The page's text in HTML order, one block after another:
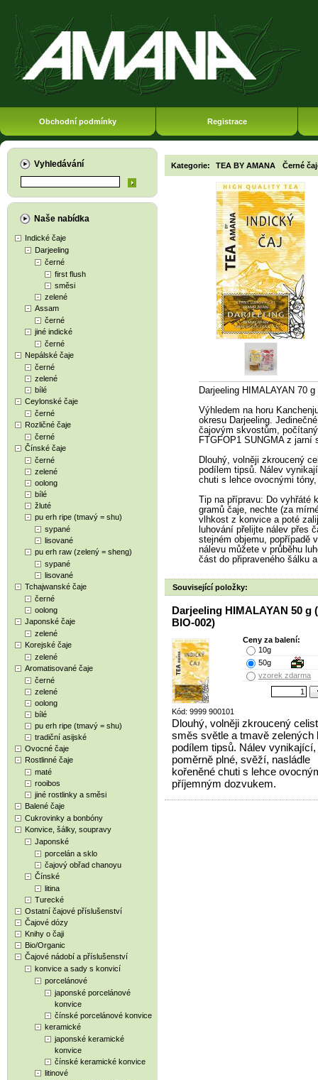
Obchodní podmínky Registrace
Vyhledávání
Naše nabídka
Indické čaje
Darjeeling
černé
first flush
směsi
zelené
Assam
černé
jiné indické
černé
Nepálské čaje
černé
zelené
bílé
Ceylonské čaje
černé
Rozličné čaje
černé
Čínské čaje
černé
zelené
oolong
bílé
žluté
pu erh ripe (tmavý = shu)
sypané
lisované
pu erh raw (zelený = sheng)
sypané
lisované
Tchajwanské čaje
černé
oolong
Japonské čaje
zelené
Korejské čaje
zelené
Aromatisované čaje
černé
zelené
oolong
bílé
pu erh ripe (tmavý = shu)
tradiční asijské
Ovocné čaje
Rostlinné čaje
maté
rooibos
jiné rostlinky a směsi
Balené čaje
Cukrovinky a bonbóny
Konvice, šálky, soupravy
Japonské
porcelán a sklo
čajový obřad chanoyu
Čínské
litina
Turecké
Ostatní čajové příslušenství
Čajové dózy
Knihy o čaji
Bio/Organic
Čajové nádobí a příslušenství
konvice a sady s konvicí
porcelánové
japonské porcelánové
konvice
čínské porcelánové konvice
keramické
japonské keramické
konvice
čínské keramické konvice
litinové
Kategorie: TEA BY AMANA Černé
Darjeeling HIMALAYAN 70 g
Výhledem na horu
okresu Darjeeling.
čajovým skvostům,
FTGFOP1 SUNGMA z
Dlouhý, volněji zkroucený
podílem tipsů. Nálev
chuti s lehce ovocnými
Tip na přípravu: Do
gramů čaje, nechte (za
vlhkost z konvice a poté
luhování přelijte nálev přes
stejném objemu, popřípadě
nálevu můžete v průběhu
část do připraveného šálku
Související položky:
Darjeeling HIMALAYAN 50 g
BIO-002)
Kód: 9999 900101
Ceny za balení:
10g
50g
vzorek zdarma
Dlouhý, volněji zkroucený
směs světle a tmavě zelených
podílem tipsů. Nálev vynikající,
poměrně plné, svěží, nasládle
kořeněné chuti s lehce
příjemným dozvukem.